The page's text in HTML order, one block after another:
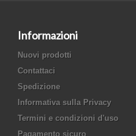
Informazioni
Nuovi prodotti
Contattaci
Spedizione
Informativa sulla Privacy
Termini e condizioni d'uso
Pagamento sicuro